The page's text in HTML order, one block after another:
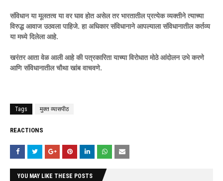
संविधान या मूलतत्व या वर घाव होत असेल तर भारतातील प्रत्येक व्यक्तीने त्याच्या
विरुद्ध आवाज उठवला पाहिजे. हा अधिकार संविधानाने आपल्याला संविधानातील कर्तव्य
या मध्ये दिलेला आहे.
खरंतर आता वेळ आली आहे की पत्रकारिता याच्या विरोधात मोठे आंदोलन उभे करणे
आणि संविधानातील चौथा खांब वाचवणे.
Tags मुक्त व्यासपीठ
REACTIONS
YOU MAY LIKE THESE POSTS